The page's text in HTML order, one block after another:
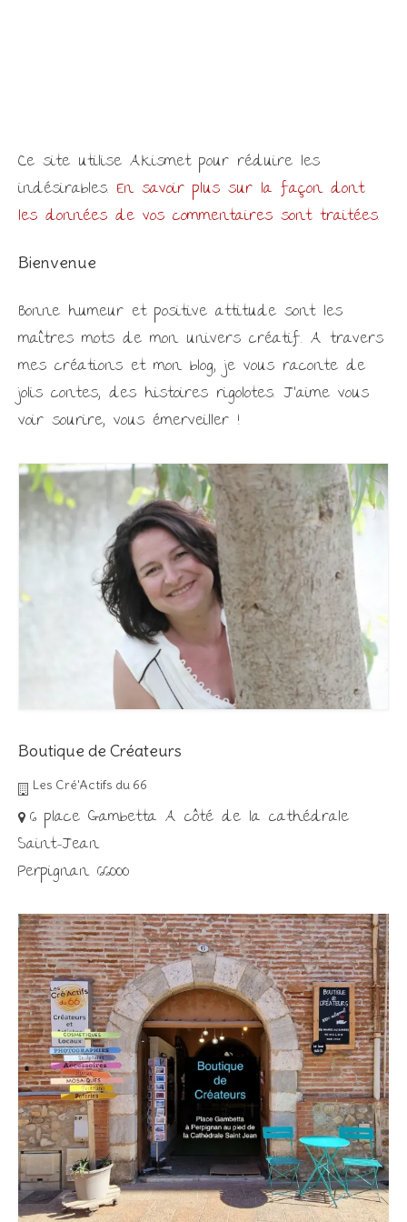
Ce site utilise Akismet pour réduire les
indésirables. En savoir plus sur la façon dont
les données de vos commentaires sont traitées.
Bienvenue
Bonne humeur et positive attitude sont les
maîtres mots de mon univers créatif. A travers
mes créations et mon blog, je vous raconte de
jolis contes, des histoires rigolotes. J'aime vous
voir sourire, vous émerveiller !
Boutique de Créateurs
Les Cré'Actifs du 66
6 place Gambetta A côté de la cathédrale
Saint-Jean
Perpignan 66000